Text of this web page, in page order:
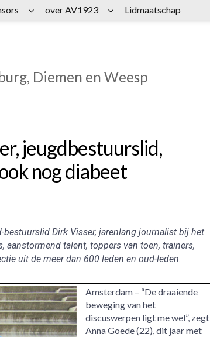
Diemen en Weesp
jeugdbestuurslid,
nog diabeet
Dirk Visser, jarenlang journalist bij het
aanstormend talent, toppers van toen, trainers,
uit de meer dan 600 leden en oud-leden.
Amsterdam – “De draaiende
beweging van het
discuswerpen ligt me wel”, zegt
Anna Goede (22), dit jaar met
over AV1923 Lidmaatschap